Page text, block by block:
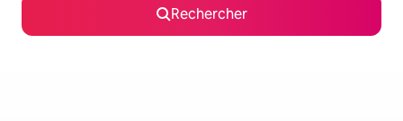
Rechercher